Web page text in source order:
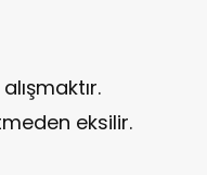
eksilir.